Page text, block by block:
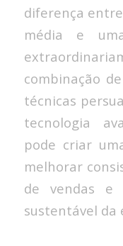
diferença
média e
combinação
técnicas
tecnologia
pode criar
melhorar
de vendas e
sustentável da